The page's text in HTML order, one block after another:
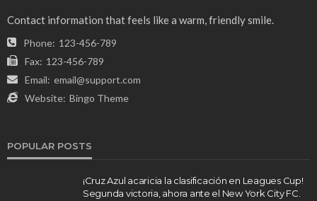
Contact information that feels like a warm, friendly smile.
Phone: 123-456-789
Fax: 123-456-789
Email: email@support.com
Website: Bingo Theme
POPULAR POSTS
¡Cruz Azul acaricia la clasificación en Leagues Cup!
Segunda victoria, ahora ante el New York City FC.